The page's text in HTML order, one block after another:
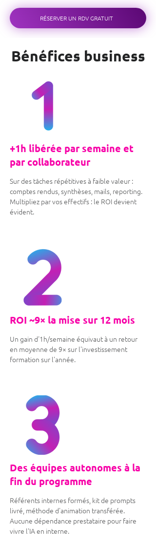
RÉSERVER UN RDV GRATUIT
Bénéfices business
+1h libérée par semaine et
par collaborateur
Sur des tâches répétitives à faible valeur :
comptes rendus, synthèses, mails, reporting.
Multipliez par vos effectifs : le ROI devient
évident.
ROI ~9× la mise sur 12 mois
Un gain d'1h/semaine équivaut à un retour
en moyenne de 9× sur l'investissement
formation sur l'année.
Des équipes autonomes à la
fin du programme
Référents internes formés, kit de prompts
livré, méthode d'animation transférée.
Aucune dépendance prestataire pour faire
vivre l'IA en interne.